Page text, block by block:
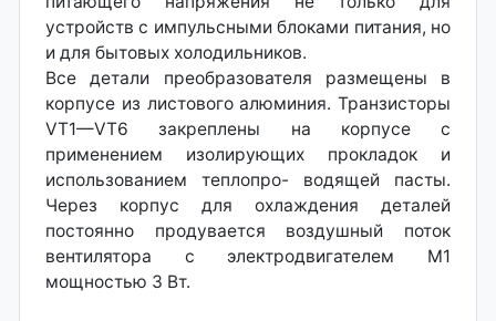
устройств с импульсными блоками питания, но
и для бытовых холодильников.
Все детали преобразователя размещены в
корпусе из листового алюминия. Транзисторы
VT1—VT6 закреплены на корпусе с
применением изолирующих прокладок и
использованием теплопро- водящей пасты.
Через корпус для охлаждения деталей
постоянно продувается воздушный поток
вентилятора с электродвигателем М1
мощностью 3 Вт.